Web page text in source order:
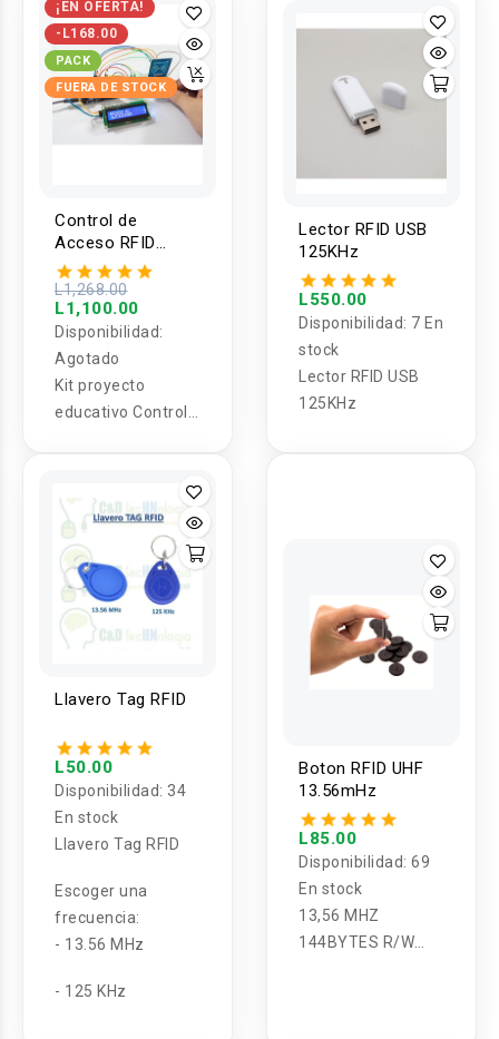
EM4100/HID/AWID
¡EN OFERTA!
-L168.00
PACK
FUERA DE STOCK
Control de
Acceso RFID
13.56 Mhz con
Indicador y
Pantalla (DIY)
L1,268.00
L1,100.00
Disponibilidad:
Agotado
Kit proyecto
educativo Control
Pantalla (DIY)
Lector RFID USB
125KHz
L550.00
Disponibilidad: 7 En
stock
Lector RFID USB
125KHz
Llavero Tag RFID
L50.00
Disponibilidad: 34
En stock
Llavero Tag RFID
Escoger una
frecuencia:
- 13.56 MHz
- 125 KHz
Boton RFID UHF
13.56mHz
L85.00
Disponibilidad: 69
En stock
13,56 MHZ
144BYTES R/W